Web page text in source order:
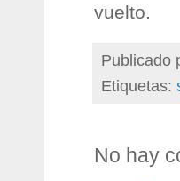
vuelto.
Publicado
Etiquetas:
No hay